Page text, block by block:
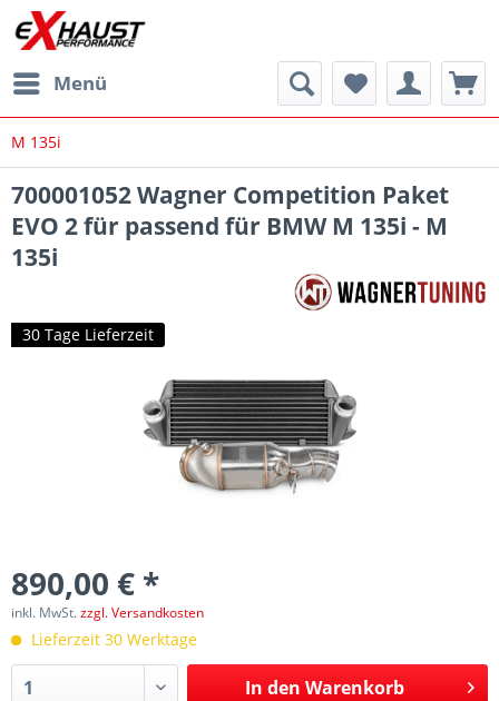
Menü
M 135i
700001052 Wagner Competition Paket
EVO 2 für passend für BMW M 135i - M
135i
30 Tage Lieferzeit
890,00 € *
inkl. MwSt.zzgl. Versandkosten
Lieferzeit 30 Werktage
In den Warenkorb